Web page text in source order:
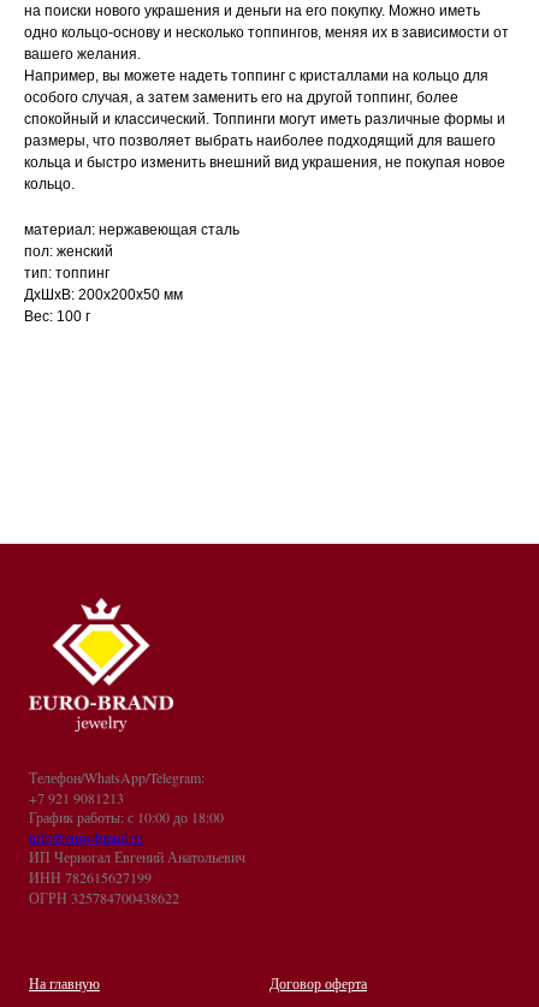
на поиски нового украшения и деньги на его покупку. Можно иметь
одно кольцо-основу и несколько топпингов, меняя их в зависимости от
вашего желания.
Например, вы можете надеть топпинг с кристаллами на кольцо для
особого случая, а затем заменить его на другой топпинг, более
спокойный и классический. Топпинги могут иметь различные формы и
размеры, что позволяет выбрать наиболее подходящий для вашего
кольца и быстро изменить внешний вид украшения, не покупая новое
кольцо.
материал: нержавеющая сталь
пол: женский
тип: топпинг
ДxШxВ: 200x200x50 мм
Вес: 100 г
Телефон/WhatsApp/Telegram:
+7 921 9081213
График работы: с 10:00 до 18:00
info@euro-brand.ru
ИП Черногал Евгений Анатольевич
ИНН 782615627199
ОГРН 325784700438622
На главную Договор оферта